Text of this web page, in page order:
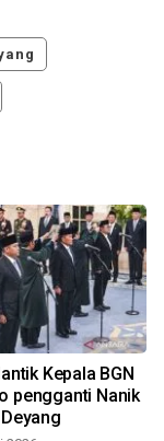
Kepala BGN
pengganti Nanik